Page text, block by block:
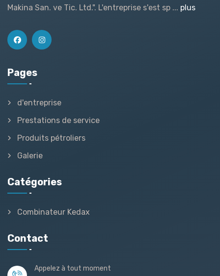
Makina San. ve Tic. Ltd.". L'entreprise s'est sp ... plus
Pages
d'entreprise
Prestations de service
Produits pétroliers
Galerie
Catégories
Combinateur Kedax
Contact
Appelez à tout moment